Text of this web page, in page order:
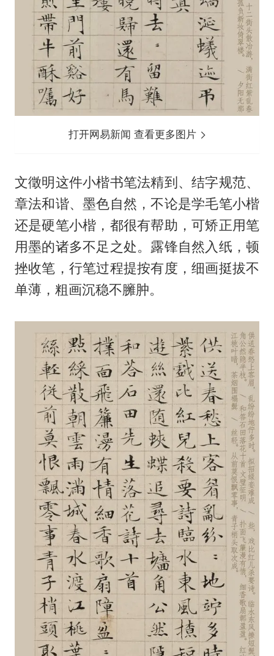
打开网易新闻 查看更多图片
文徵明这件小楷书笔法精到、结字规范、
章法和谐、墨色自然，不论是学毛笔小楷
还是硬笔小楷，都很有帮助，可矫正用笔
用墨的诸多不足之处。露锋自然入纸，顿
挫收笔，行笔过程提按有度，细画挺拔不
单薄，粗画沉稳不臃肿。